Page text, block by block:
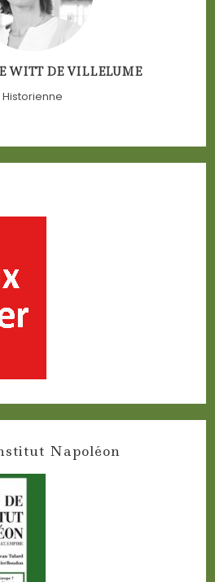
WITT DE VILLELUME
Historienne
Napoléon